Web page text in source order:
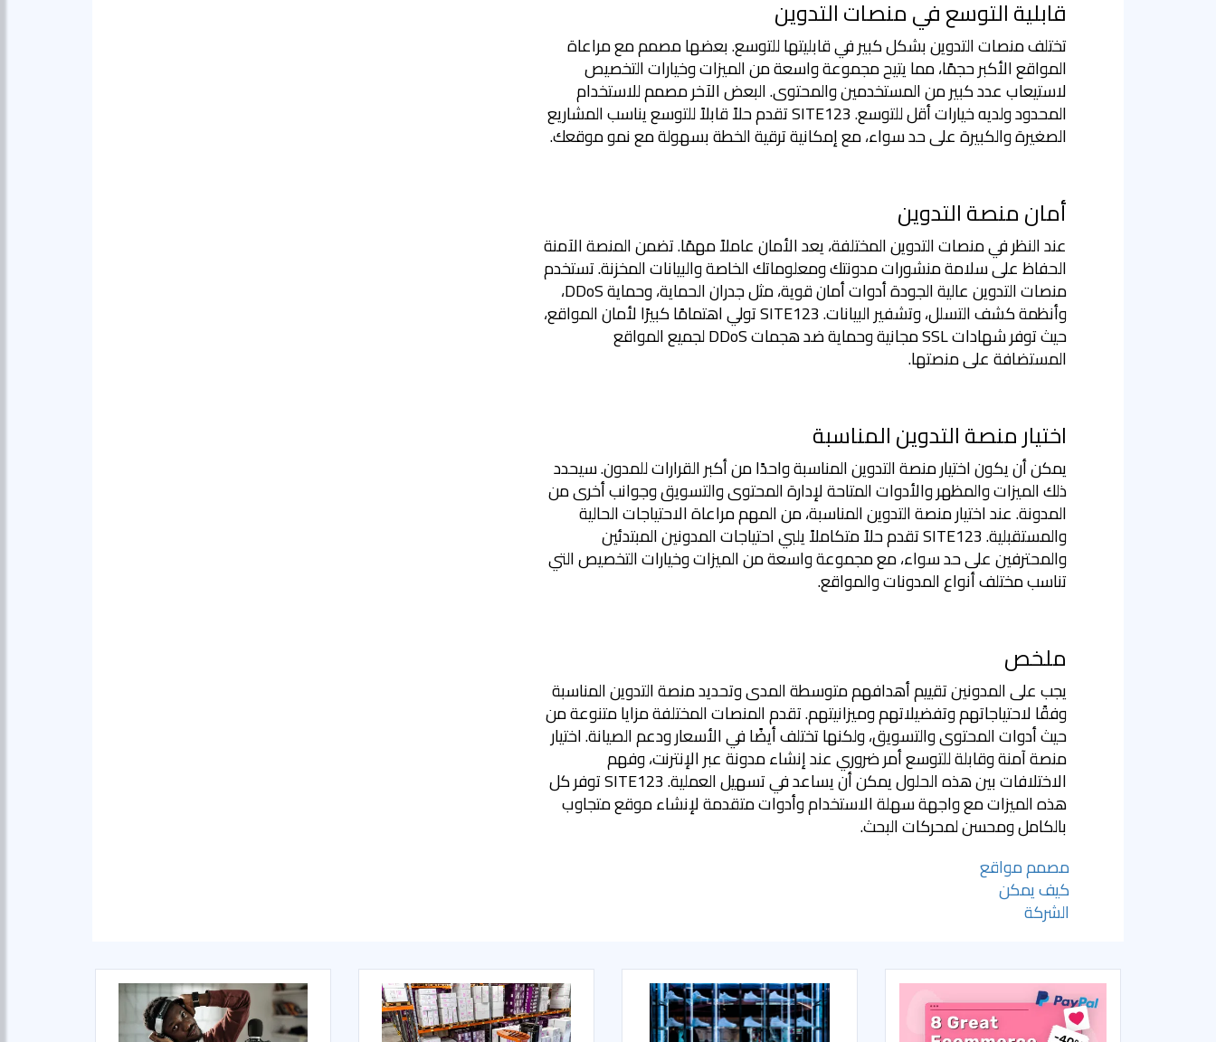
قابلية التوسع في منصات التدوين
تختلف منصات التدوين بشكل كبير في قابليتها للتوسع. بعضها مصمم مع مراعاة
المواقع الأكبر حجمًا، مما يتيح مجموعة واسعة من الميزات وخيارات التخصيص
لاستيعاب عدد كبير من المستخدمين والمحتوى. البعض الآخر مصمم للاستخدام
المحدود ولديه خيارات أقل للتوسع. SITE123 تقدم حلاً قابلاً للتوسع يناسب المشاريع
الصغيرة والكبيرة على حد سواء، مع إمكانية ترقية الخطة بسهولة مع نمو موقعك.
أمان منصة التدوين
عند النظر في منصات التدوين المختلفة، يعد الأمان عاملاً مهمًا. تضمن المنصة الآمنة
الحفاظ على سلامة منشورات مدونتك ومعلوماتك الخاصة والبيانات المخزنة. تستخدم
منصات التدوين عالية الجودة أدوات أمان قوية، مثل جدران الحماية، وحماية DDoS،
وأنظمة كشف التسلل، وتشفير البيانات. SITE123 تولي اهتمامًا كبيرًا لأمان المواقع،
حيث توفر شهادات SSL مجانية وحماية ضد هجمات DDoS لجميع المواقع
المستضافة على منصتها.
اختيار منصة التدوين المناسبة
يمكن أن يكون اختيار منصة التدوين المناسبة واحدًا من أكبر القرارات للمدون. سيحدد
ذلك الميزات والمظهر والأدوات المتاحة لإدارة المحتوى والتسويق وجوانب أخرى من
المدونة. عند اختيار منصة التدوين المناسبة، من المهم مراعاة الاحتياجات الحالية
والمستقبلية. SITE123 تقدم حلاً متكاملاً يلبي احتياجات المدونين المبتدئين
والمحترفين على حد سواء، مع مجموعة واسعة من الميزات وخيارات التخصيص التي
تناسب مختلف أنواع المدونات والمواقع.
ملخص
يجب على المدونين تقييم أهدافهم متوسطة المدى وتحديد منصة التدوين المناسبة
وفقًا لاحتياجاتهم وتفضيلاتهم وميزانيتهم. تقدم المنصات المختلفة مزايا متنوعة من
حيث أدوات المحتوى والتسويق، ولكنها تختلف أيضًا في الأسعار ودعم الصيانة. اختيار
منصة آمنة وقابلة للتوسع أمر ضروري عند إنشاء مدونة عبر الإنترنت، وفهم
الاختلافات بين هذه الحلول يمكن أن يساعد في تسهيل العملية. SITE123 توفر كل
هذه الميزات مع واجهة سهلة الاستخدام وأدوات متقدمة لإنشاء موقع متجاوب
بالكامل ومحسن لمحركات البحث.
مصمم مواقع
كيف يمكن
الشركة